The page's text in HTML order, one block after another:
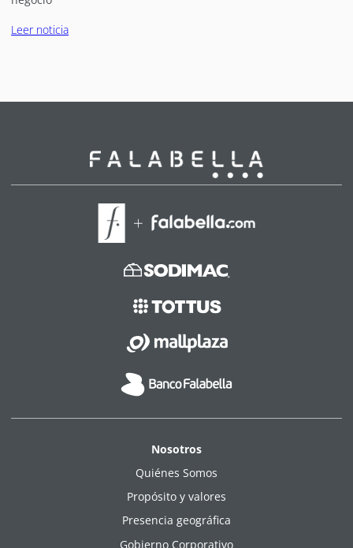
Leer noticia
Nosotros
Quiénes Somos
Propósito y valores
Presencia geográfica
Gobierno Corporativo